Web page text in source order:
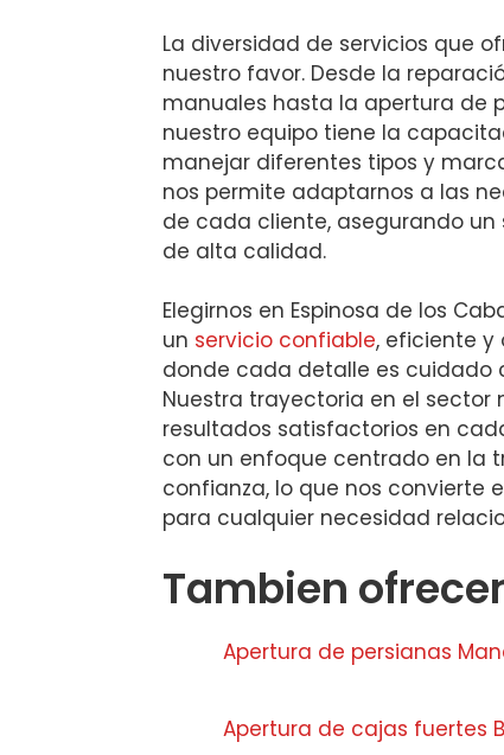
La diversidad de servicios que
nuestro favor. Desde la
manuales hasta la apertura de
nuestro equipo tiene la
manejar diferentes tipos y
nos permite adaptarnos a las
de cada cliente, asegurando un
de alta calidad.
Elegirnos en Espinosa de los
un servicio confiable, eficiente y
donde cada detalle es cuidado
Nuestra trayectoria en el sector
resultados satisfactorios en
con un enfoque centrado en la
confianza, lo que nos convierte
para cualquier necesidad
Tambien
Apertura de persianas
Apertura de cajas fuertes